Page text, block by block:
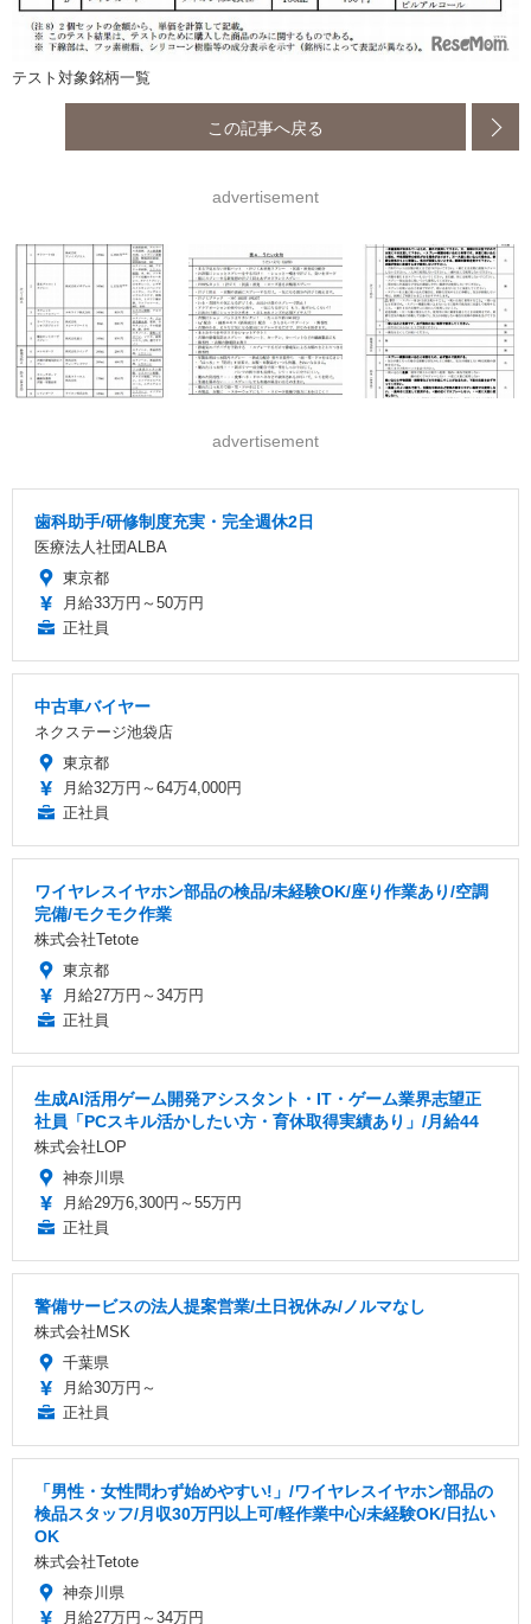
テスト対象銘柄一覧
この記事へ戻る
advertisement
advertisement
歯科助手/研修制度充実・完全週休2日
医療法人社団ALBA
東京都
月給33万円～50万円
正社員
中古車バイヤー
ネクステージ池袋店
東京都
月給32万円～64万4,000円
正社員
ワイヤレスイヤホン部品の検品/未経験OK/座り作業あり/空調
完備/モクモク作業
株式会社Tetote
東京都
月給27万円～34万円
正社員
生成AI活用ゲーム開発アシスタント・IT・ゲーム業界志望正
社員「PCスキル活かしたい方・育休取得実績あり」/月給44
株式会社LOP
神奈川県
月給29万6,300円～55万円
正社員
警備サービスの法人提案営業/土日祝休み/ノルマなし
株式会社MSK
千葉県
月給30万円～
正社員
「男性・女性問わず始めやすい!」/ワイヤレスイヤホン部品の
検品スタッフ/月収30万円以上可/軽作業中心/未経験OK/日払い
OK
株式会社Tetote
神奈川県
月給27万円～34万円